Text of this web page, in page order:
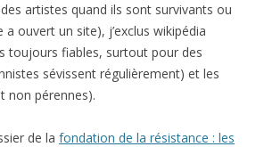
artistes quand ils sont survivants ou
a ouvert un site), j’exclus wikipédia
toujours fiables, surtout pour des
sévissent régulièrement) et les
non pérennes).
de la fondation de la résistance : les